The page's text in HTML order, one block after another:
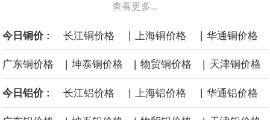
商品期货收盘，黄金连续涨3.44%，焦炭连续涨2.72%，铁矿石连续
涨2.64%，镍连续跌2.62%，白银连续涨2.61%。
沙特下调了对亚洲的主要原油价格，与此同时，各方正就一项旨在
缓解霍尔木兹海峡航运压力的协议进行谈判。尽管胡塞武装的威胁
查看更多...
今日铜价 : 长江铜价格 | 上海铜价格 | 华通铜价格
广东铜价格 | 坤泰铜价格 | 物贸铜价格 | 天津铜价格
今日铝价 : 长江铝价格 上海铝价格 华通铝价格